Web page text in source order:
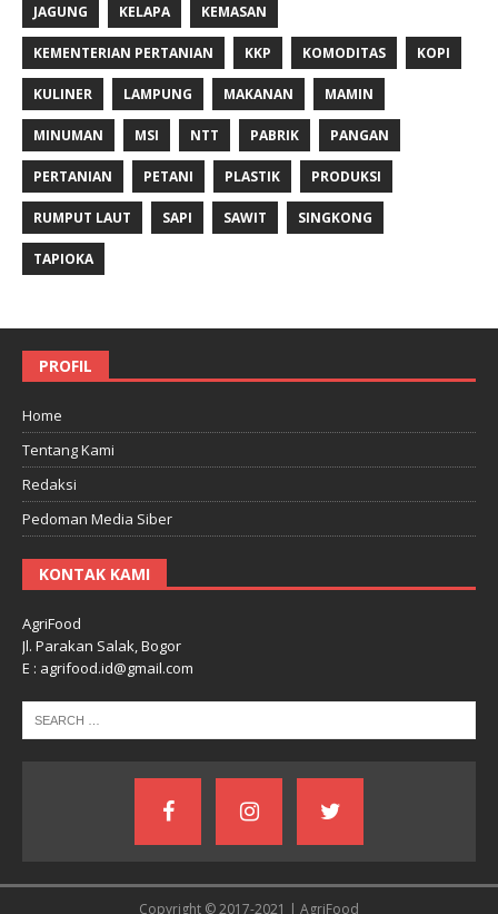
JAGUNG KELAPA KEMASAN
KEMENTERIAN PERTANIAN KKP KOMODITAS KOPI
KULINER LAMPUNG MAKANAN MAMIN
MINUMAN MSI NTT PABRIK PANGAN
PERTANIAN PETANI PLASTIK PRODUKSI
RUMPUT LAUT SAPI SAWIT SINGKONG
TAPIOKA
PROFIL
Home
Tentang Kami
Redaksi
Pedoman Media Siber
KONTAK KAMI
AgriFood
Jl. Parakan Salak, Bogor
E : agrifood.id@gmail.com
Copyright © 2017-2021 | AgriFood